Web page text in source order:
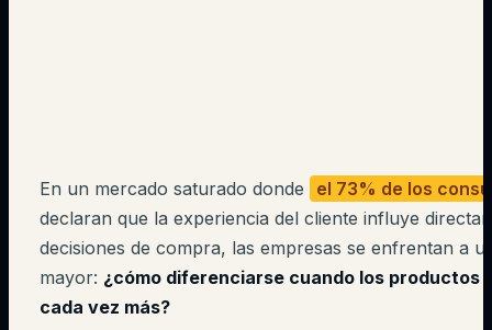
En un mercado saturado donde
el 73% de los
declaran que la experiencia del cliente influye
decisiones de compra, las empresas se enfrentan a
mayor: ¿cómo diferenciarse cuando los productos
cada vez más?